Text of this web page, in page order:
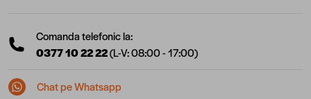
Comanda telefonic la:
0377 10 22 22(L-V: 08:00 - 17:00)
Chat pe Whatsapp